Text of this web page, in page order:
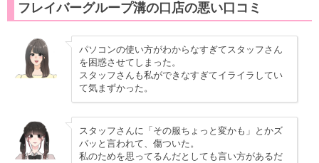
フレイバーグループ溝の口店の悪い口コミ
パソコンの使い方がわからなすぎてスタッフさん
を困惑させてしまった。
スタッフさんも私ができなすぎてイライラしてい
て気まずかった。
スタッフさんに「その服ちょっと変かも」とかズ
バッと言われて、傷ついた。
私のためを思ってるんだとしても言い方があるだ